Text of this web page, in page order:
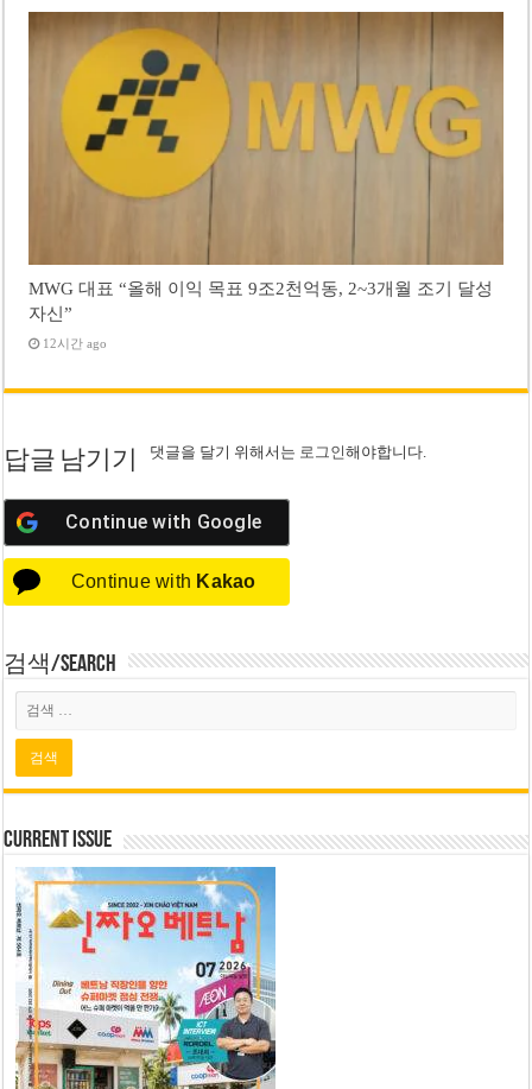
MWG 대표 “올해 이익 목표 9조2천억동, 2~3개월 조기 달성
자신”
12시간 ago
답글 남기기 댓글을 달기 위해서는 로그인해야합니다.
Continue with Google
Continue with Kakao
검색/Search
Current Issue